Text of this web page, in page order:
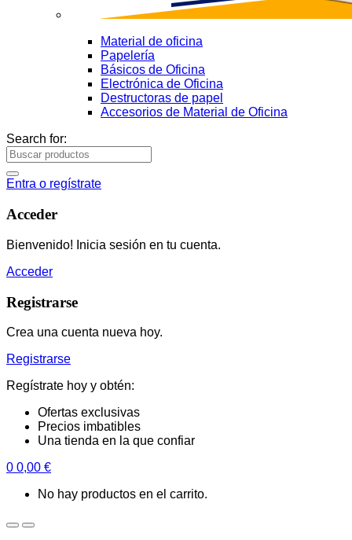
Material de oficina
Papelería
Básicos de Oficina
Electrónica de Oficina
Destructoras de papel
Accesorios de Material de Oficina
Search for:
Entra o regístrate
Acceder
Bienvenido! Inicia sesión en tu cuenta.
Acceder
Registrarse
Crea una cuenta nueva hoy.
Registrarse
Regístrate hoy y obtén:
Ofertas exclusivas
Precios imbatibles
Una tienda en la que confiar
0 0,00 €
No hay productos en el carrito.